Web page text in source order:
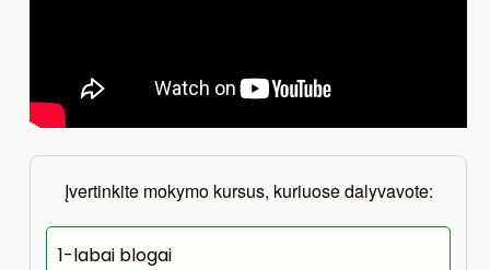
Įvertinkite mokymo kursus, kuriuose dalyvavote:
1-labai blogai